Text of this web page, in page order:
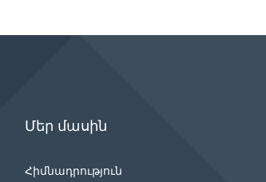
Մեր մասին
Հիմնադրություն